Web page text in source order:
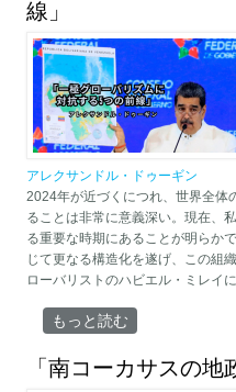
線」
アレクサンドル・ドゥーギン
2024年が近づくにつれ、世界全体
ることは非常に意義深い。現在、
る重要な時期にあることが明らか
じて更なる構造化を遂げ、この組
ローバリストのハビエル・ミレイ
「一極グローバリズムに
もっと読む
「南コーカサスの地